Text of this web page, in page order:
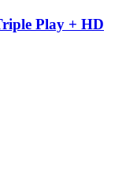
Play + HD